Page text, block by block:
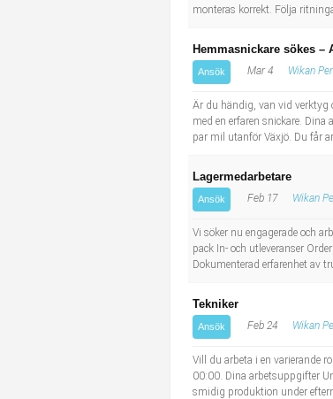
monteras korrekt. Följa
Hemmasnickare sökes –
Ansök Mar 4 Wikan
Är du händig, van vid verktyg
med en erfaren snickare.
par mil utanför Växjö. Du får
Lagermedarbetare
Ansök Feb 17 Wikan
Vi söker nu engagerade och
pack In- och utleveranser
Dokumenterad erfarenhet av
Tekniker
Ansök Feb 24 Wikan
Vill du arbeta i en varierande
00:00. Dina arbetsuppgifter
smidig produktion under